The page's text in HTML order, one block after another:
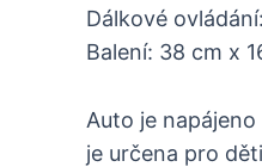
Dálkové
Balení: 38 cm x
Auto je
je určena pro